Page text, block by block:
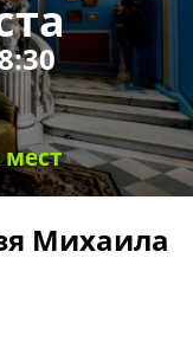
мест
Михаила